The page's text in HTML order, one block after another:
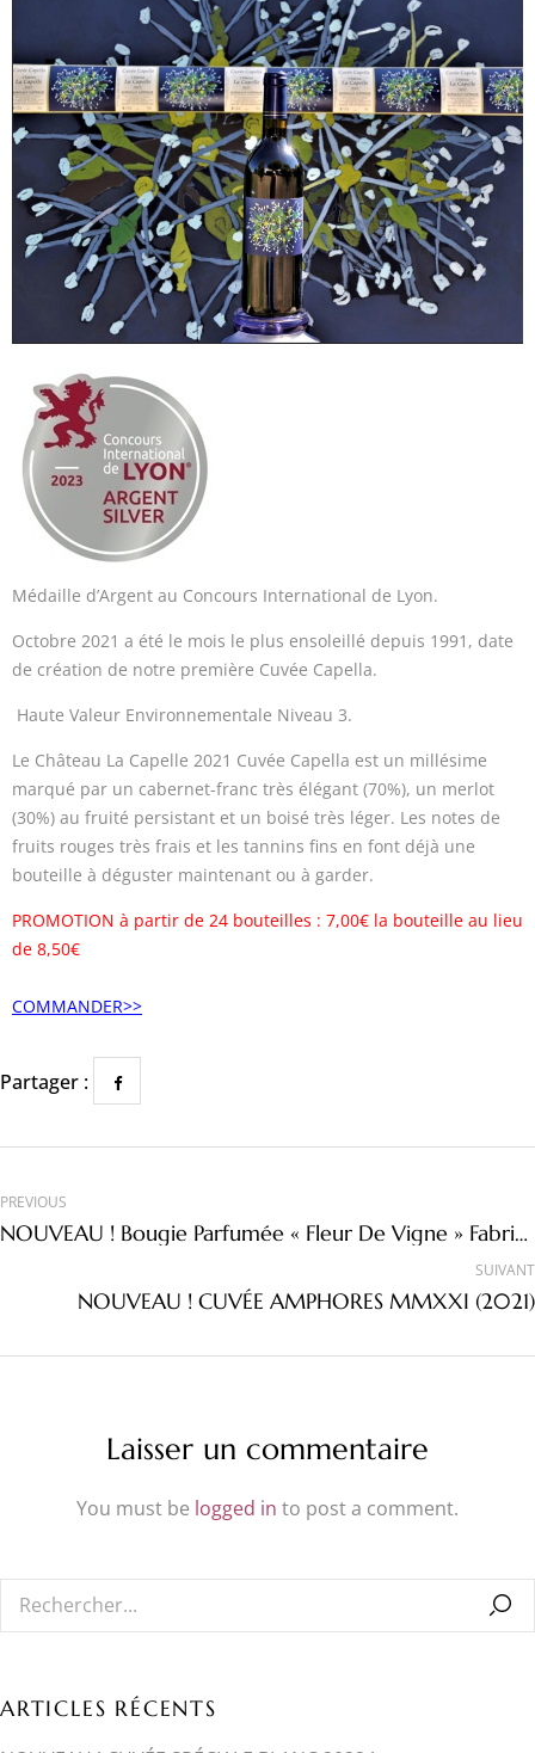
ARTICLES RÉCENTS
Médaille d’Argent au Concours International de Lyon.
Octobre 2021 a été le mois le plus ensoleillé depuis 1991, date
de création de notre première Cuvée Capella.
Haute Valeur Environnementale Niveau 3.
Le Château La Capelle 2021 Cuvée Capella est un millésime
marqué par un cabernet-franc très élégant (70%), un merlot
(30%) au fruité persistant et un boisé très léger. Les notes de
fruits rouges très frais et les tannins fins en font déjà une
bouteille à déguster maintenant ou à garder.
PROMOTION à partir de 24 bouteilles : 7,00€ la bouteille au lieu
de 8,50€
COMMANDER>>
Partager :
PREVIOUS
NOUVEAU ! Bougie Parfumée « Fleur De Vigne » Fabriquée En France – 220 Grammes, 40 Heures
SUIVANT
NOUVEAU ! CUVÉE AMPHORES MMXXI (2021)
Laisser un commentaire
You must be logged in to post a comment.